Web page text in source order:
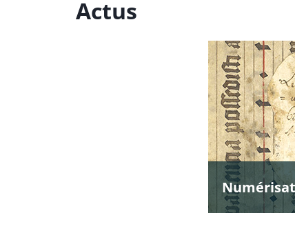
Actus